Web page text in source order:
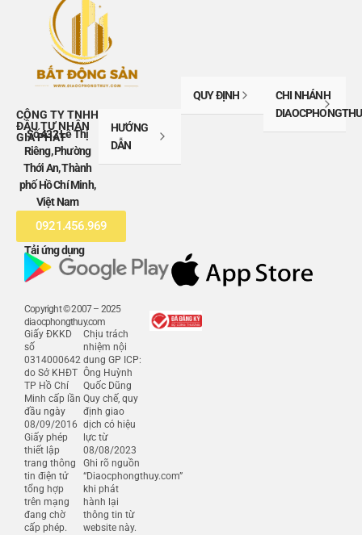
CÔNG TY TNHH
ĐẦU TƯ NHÂN
GIA PHÁT
Số 432 Lê Thị
Riêng, Phường
Thới An, Thành
phố Hồ Chí Minh,
Việt Nam
0921.456.969
HƯỚNG
DẪN
QUY ĐỊNH
CHI NHÁNH
Tải ứng dụng
Copyright © 2007 – 2025
diaocphongthuy.com
Giấy ĐKKD
số
0314000642
do Sở KHĐT
TP Hồ Chí
Minh cấp lần
đầu ngày
08/09/2016
Giấy phép
thiết lập
trang thông
tin điện tử
tổng hợp
trên mạng
đang chờ
cấp phép.
Chịu trách
nhiệm nội
dung GP ICP:
Ông Huỳnh
Quốc Dũng
Quy chế, quy
định giao
dịch có hiệu
lực từ
08/08/2023
Ghi rõ nguồn
“Diaocphongthuy.com”
khi phát
hành lại
thông tin từ
website này.